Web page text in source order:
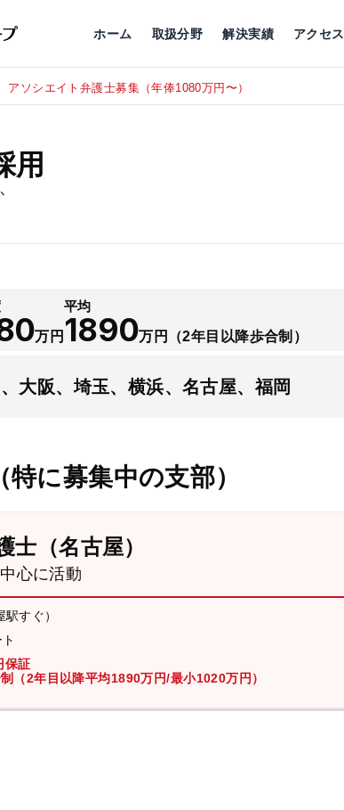
ホーム 取扱分野 解決実績 アクセス
アソシエイト弁護士募集（年俸1080万円〜）
用
万円
平均
1890万円 （2年目以降歩合制）
大阪、埼玉、横浜、名古屋、福岡
に募集中の支部）
（名古屋）
心に活動
すぐ）
保証
（2年目以降平均1890万円/最小1020万円）